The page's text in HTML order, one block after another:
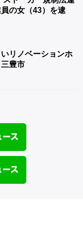
の女（43）を逮
リノベーションホ
豊市